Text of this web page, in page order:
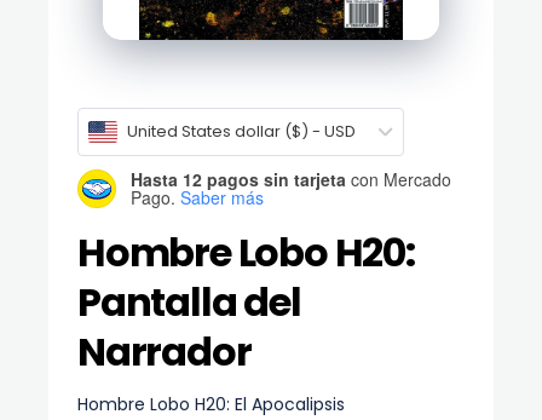
Hombre Lobo H20:
Pantalla del
Narrador
United States dollar ($) - USD
Hombre Lobo H20: El Apocalipsis
Hasta 12 pagos sin tarjeta con Mercado
Pago. Saber más